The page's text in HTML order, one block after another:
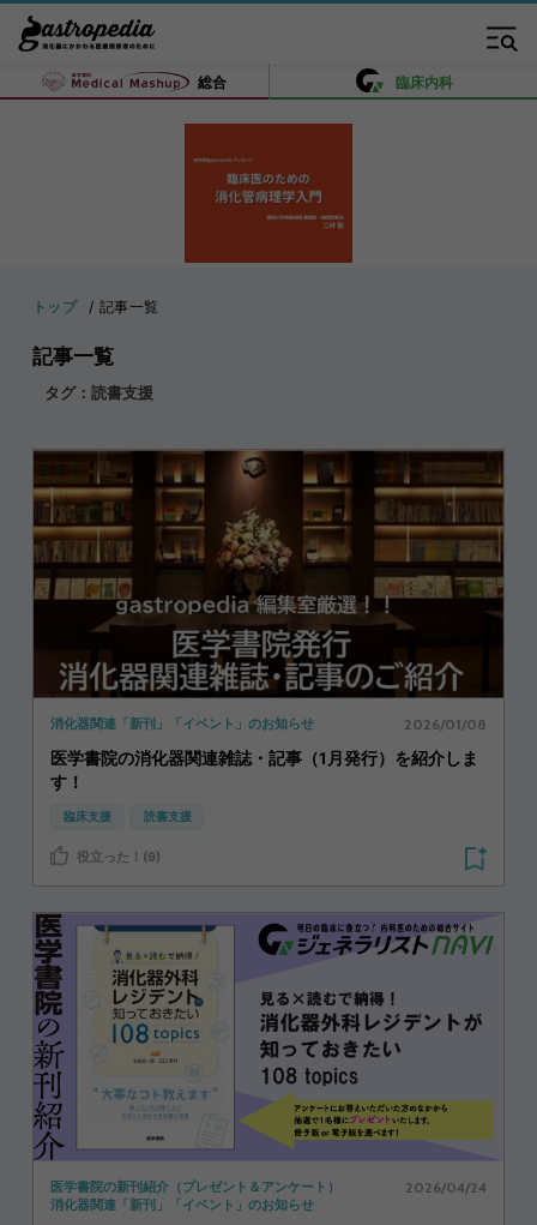
総合 臨床内科
トップ 記事一覧
記事一覧
タグ：読書支援
消化器関連「新刊」「イベント」のお知らせ 2026/01/08
医学書院の消化器関連雑誌・記事（1月発行）を紹介しま
す！
臨床支援 読書支援
役立った！(9)
医学書院の新刊紹介（プレゼント＆アンケート）
消化器関連「新刊」「イベント」のお知らせ
2026/04/24